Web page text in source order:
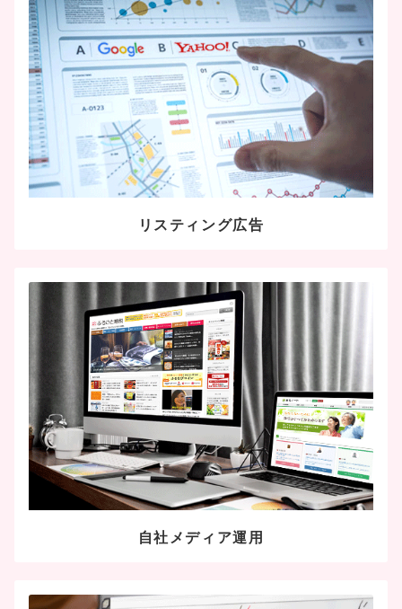
リスティング広告
自社メディア運用